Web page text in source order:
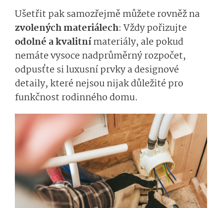
Ušetřit pak samozřejmě můžete rovněž na
zvolených materiálech: Vždy pořizujte
odolné a kvalitnímateriály, ale pokud
nemáte vysoce nadprůměrný rozpočet,
odpusťte si luxusní prvky a designové
detaily, které nejsou nijak důležité pro
funkčnost rodinného domu.